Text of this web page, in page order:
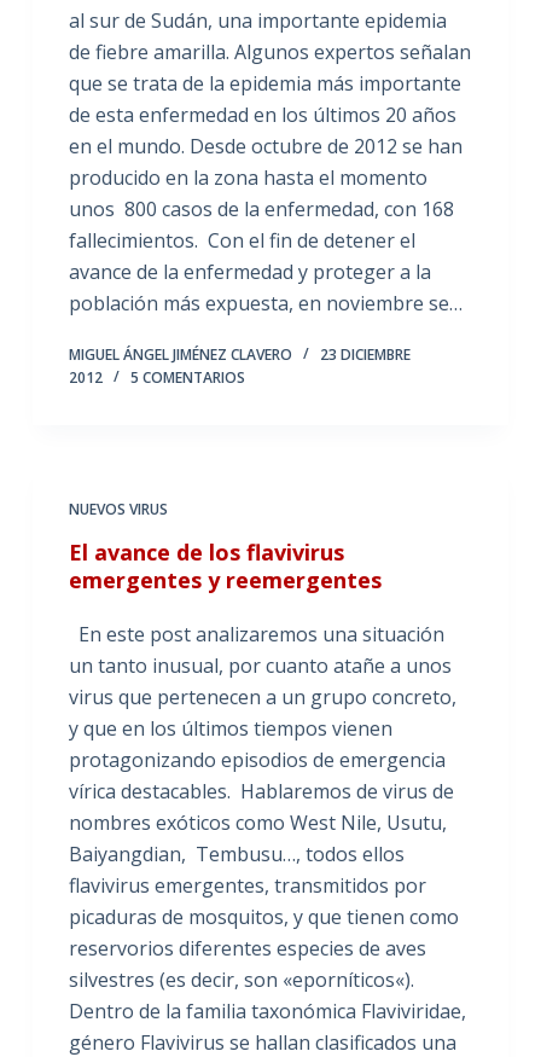
al sur de Sudán, una importante epidemia
de fiebre amarilla. Algunos expertos señalan
que se trata de la epidemia más importante
de esta enfermedad en los últimos 20 años
en el mundo. Desde octubre de 2012 se han
producido en la zona hasta el momento
unos 800 casos de la enfermedad, con 168
fallecimientos. Con el fin de detener el
avance de la enfermedad y proteger a la
población más expuesta, en noviembre se…
MIGUEL ÁNGEL JIMÉNEZ CLAVERO
23 DICIEMBRE
2012
5 COMENTARIOS
NUEVOS VIRUS
El avance de los flavivirus
emergentes y reemergentes
En este post analizaremos una situación
un tanto inusual, por cuanto atañe a unos
virus que pertenecen a un grupo concreto,
y que en los últimos tiempos vienen
protagonizando episodios de emergencia
vírica destacables. Hablaremos de virus de
nombres exóticos como West Nile, Usutu,
Baiyangdian, Tembusu…, todos ellos
flavivirus emergentes, transmitidos por
picaduras de mosquitos, y que tienen como
reservorios diferentes especies de aves
silvestres (es decir, son «eporníticos«).
Dentro de la familia taxonómica Flaviviridae,
género Flavivirus se hallan clasificados una